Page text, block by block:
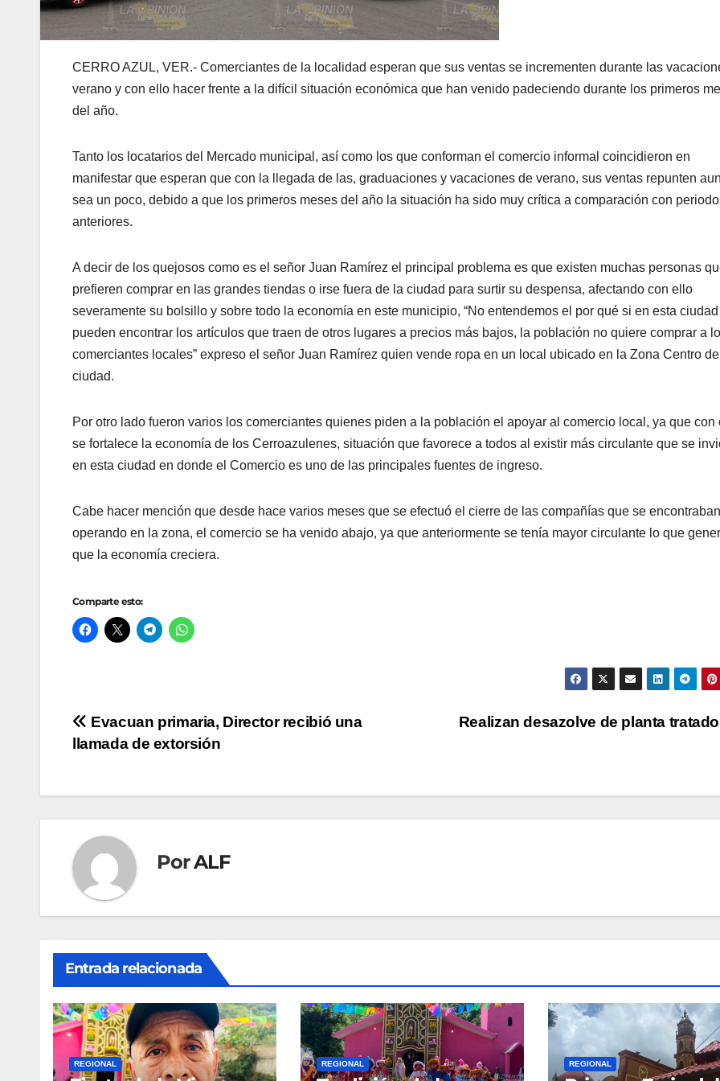
CERRO AZUL, VER.- Comerciantes de la localidad esperan que sus ventas se incrementen durante las
verano y con ello hacer frente a la difícil situación económica que han venido padeciendo durante los primeros
del año.
Tanto los locatarios del Mercado municipal, así como los que conforman el comercio informal coincidieron en
manifestar que esperan que con la llegada de las, graduaciones y vacaciones de verano, sus ventas repunten
sea un poco, debido a que los primeros meses del año la situación ha sido muy crítica a comparación con
anteriores.
A decir de los quejosos como es el señor Juan Ramírez el principal problema es que existen muchas personas
prefieren comprar en las grandes tiendas o irse fuera de la ciudad para surtir su despensa, afectando con ello
severamente su bolsillo y sobre todo la economía en este municipio, “No entendemos el por qué si en esta ciudad
pueden encontrar los artículos que traen de otros lugares a precios más bajos, la población no quiere comprar a
comerciantes locales” expreso el señor Juan Ramírez quien vende ropa en un local ubicado en la Zona Centro
ciudad.
Por otro lado fueron varios los comerciantes quienes piden a la población el apoyar al comercio local, ya que con
se fortalece la economía de los Cerroazulenes, situación que favorece a todos al existir más circulante que se
en esta ciudad en donde el Comercio es uno de las principales fuentes de ingreso.
Cabe hacer mención que desde hace varios meses que se efectuó el cierre de las compañías que se encontraban
operando en la zona, el comercio se ha venido abajo, ya que anteriormente se tenía mayor circulante lo que
que la economía creciera.
Comparte esto:
Navegación
entradas
Realizan desazolve de planta
Evacuan primaria, Director recibió una
llamada de extorsión
PorALF
Entrada relacionada
REGIONAL REGIONAL REGIONAL